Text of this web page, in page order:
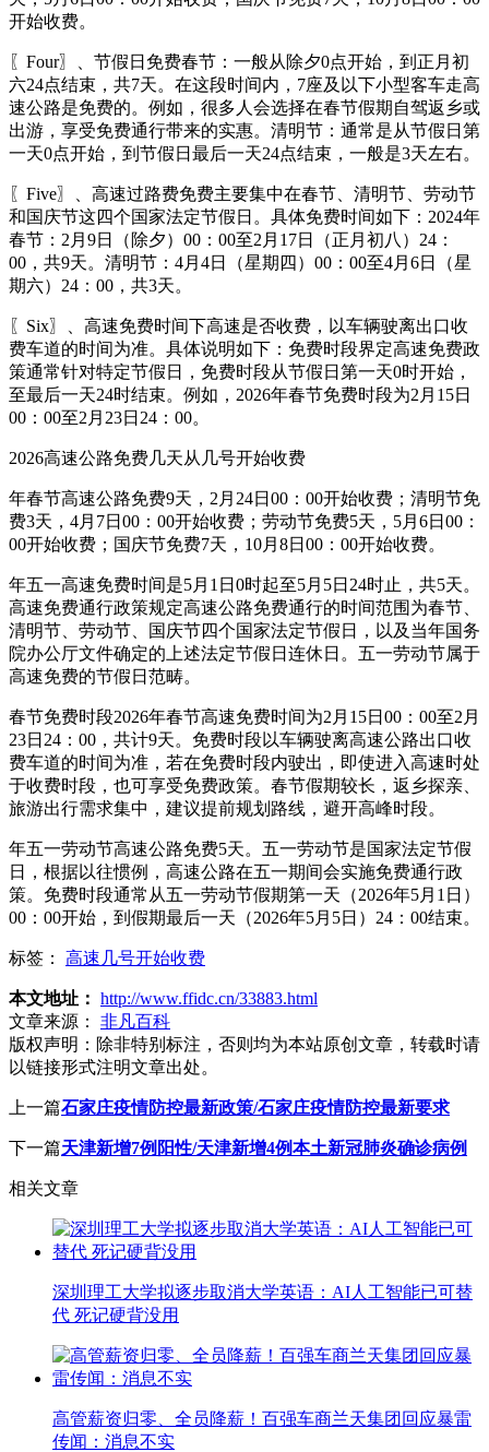
开始收费。
〖Four〗、节假日免费春节：一般从除夕0点开始，到正月初
六24点结束，共7天。在这段时间内，7座及以下小型客车走高
速公路是免费的。例如，很多人会选择在春节假期自驾返乡或
出游，享受免费通行带来的实惠。清明节：通常是从节假日第
一天0点开始，到节假日最后一天24点结束，一般是3天左右。
〖Five〗、高速过路费免费主要集中在春节、清明节、劳动节
和国庆节这四个国家法定节假日。具体免费时间如下：2024年
春节：2月9日（除夕）00：00至2月17日（正月初八）24：
00，共9天。清明节：4月4日（星期四）00：00至4月6日（星
期六）24：00，共3天。
〖Six〗、高速免费时间下高速是否收费，以车辆驶离出口收
费车道的时间为准。具体说明如下：免费时段界定高速免费政
策通常针对特定节假日，免费时段从节假日第一天0时开始，
至最后一天24时结束。例如，2026年春节免费时段为2月15日
00：00至2月23日24：00。
2026高速公路免费几天从几号开始收费
年春节高速公路免费9天，2月24日00：00开始收费；清明节免
费3天，4月7日00：00开始收费；劳动节免费5天，5月6日00：
00开始收费；国庆节免费7天，10月8日00：00开始收费。
年五一高速免费时间是5月1日0时起至5月5日24时止，共5天。
高速免费通行政策规定高速公路免费通行的时间范围为春节、
清明节、劳动节、国庆节四个国家法定节假日，以及当年国务
院办公厅文件确定的上述法定节假日连休日。五一劳动节属于
高速免费的节假日范畴。
春节免费时段2026年春节高速免费时间为2月15日00：00至2月
23日24：00，共计9天。免费时段以车辆驶离高速公路出口收
费车道的时间为准，若在免费时段内驶出，即使进入高速时处
于收费时段，也可享受免费政策。春节假期较长，返乡探亲、
旅游出行需求集中，建议提前规划路线，避开高峰时段。
年五一劳动节高速公路免费5天。五一劳动节是国家法定节假
日，根据以往惯例，高速公路在五一期间会实施免费通行政
策。免费时段通常从五一劳动节假期第一天（2026年5月1日）
00：00开始，到假期最后一天（2026年5月5日）24：00结束。
标签： 高速几号开始收费
本文地址： http://www.ffidc.cn/33883.html
文章来源：
非凡百科
版权声明： 除非特别标注，否则均为本站原创文章，转载时请
以链接形式注明文章出处。
上一篇石家庄疫情防控最新政策/石家庄疫情防控最新要求
下一篇天津新增7例阳性/天津新增4例本土新冠肺炎确诊病例
相关文章
深圳理工大学拟逐步取消大学英语：AI人工智能已可替
代 死记硬背没用
高管薪资归零、全员降薪！百强车商兰天集团回应暴雷
传闻：消息不实